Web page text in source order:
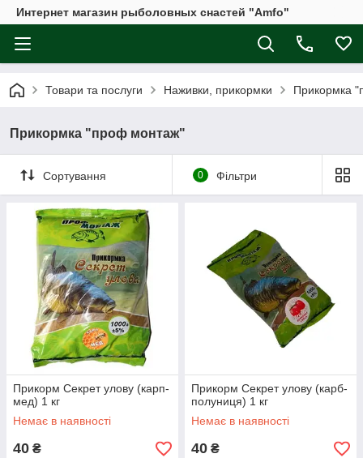
Интернет магазин рыболовных снастей "Amfo"
Товари та послуги Наживки, прикормки Прикормка
Прикормка "проф монтаж"
Сортування 0 Фільтри
Прикорм Секрет улову (карп-
мед) 1 кг
Немає в наявності
40 ₴
Прикорм Секрет улову (карб-
полуниця) 1 кг
Немає в наявності
40 ₴